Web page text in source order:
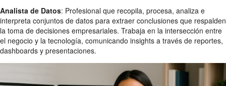
Analista de Datos: Profesional que recopila, procesa, analiza e
interpreta conjuntos de datos para extraer conclusiones que respalden
la toma de decisiones empresariales. Trabaja en la intersección entre
el negocio y la tecnología, comunicando insights a través de reportes,
dashboards y presentaciones.